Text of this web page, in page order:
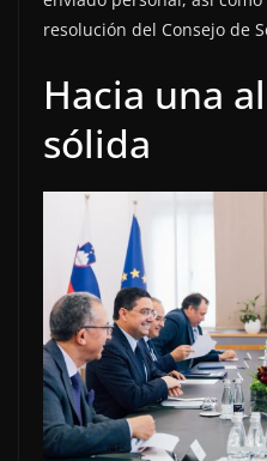
resolución del Consejo de
Hacia una
sólida